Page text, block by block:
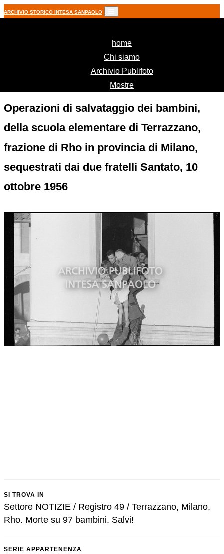
ARCHIVIO STORICO INTESA SANPAOLO
home(current)
Chi siamo
Archivio Publifoto
Mostre
Operazioni di salvataggio dei bambini,
della scuola elementare di Terrazzano,
frazione di Rho in provincia di Milano,
sequestrati dai due fratelli Santato, 10
ottobre 1956
SI TROVA IN
Settore NOTIZIE / Registro 49 / Terrazzano, Milano,
Rho. Morte su 97 bambini. Salvi!
SERIE APPARTENENZA